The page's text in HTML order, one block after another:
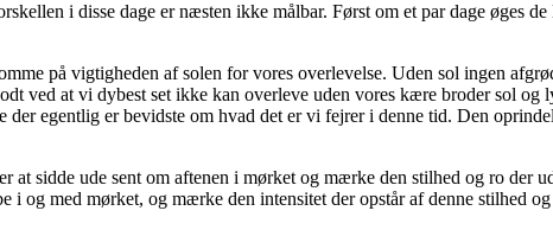
i disse dage er næsten ikke målbar. Først om et par dage øges
på vigtigheden af solen for vores overlevelse. Uden sol ingen
ved at vi dybest set ikke kan overleve uden vores kære broder sol
egentlig er bevidste om hvad det er vi fejrer i denne tid. Den
at sidde ude sent om aftenen i mørket og mærke den stilhed og ro
i og med mørket, og mærke den intensitet der opstår af denne stilhed